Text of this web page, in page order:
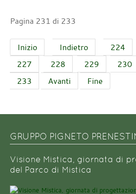
Pagina 231 di 233
Inizio Indietro 224
227
228 229 230
233
Avanti Fine
GRUPPO PIGNETO
Visione Mistica, giornata di
del Parco di Mistica